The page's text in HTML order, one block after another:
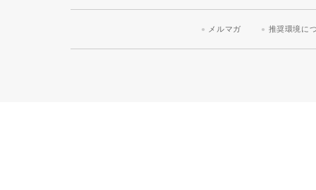
メルマガ 推奨環境に